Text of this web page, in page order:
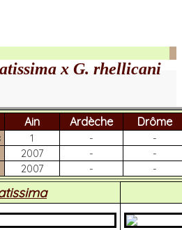
x G. rhellicani
Ain Ardèche Drôme
1 -
-
2007 -
-
2007 - -